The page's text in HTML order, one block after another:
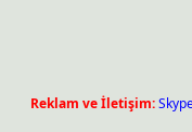
Reklam ve İletişim: